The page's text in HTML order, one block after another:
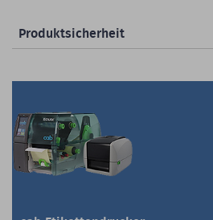
Produktsicherheit